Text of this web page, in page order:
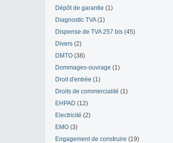
Dépôt de garantie (1)
Diagnostic TVA(1)
Dispense de TVA 257 bis (45)
Divers (2)
DMTO (38)
Dommages-ouvrage (1)
Droit d'entrée (1)
Droits de commercialité (1)
EHPAD (12)
Electricité (2)
EMO (3)
Engagement de construire (19)